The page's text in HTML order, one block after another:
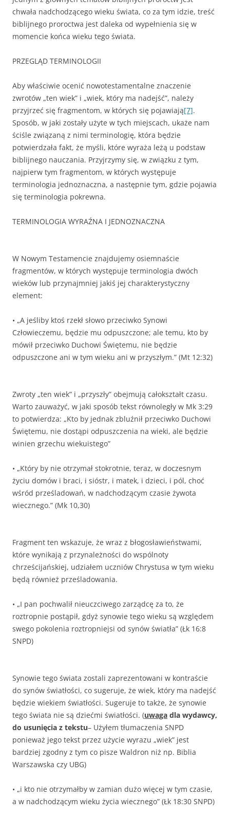
chwała nadchodzącego wieku świata, co za tym idzie, treść
biblijnego proroctwa jest daleka od wypełnienia się w
momencie końca wieku tego świata.
PRZEGLĄD TERMINOLOGII
Aby właściwie ocenić nowotestamentalne znaczenie
zwrotów „ten wiek” i „wiek, który ma nadejść”, należy
przyjrzeć się fragmentom, w których się pojawiają[7].
Sposób, w jaki zostały użyte w tych miejscach, ukaże nam
ściśle związaną z nimi terminologię, która będzie
potwierdzała fakt, że myśli, które wyraża leżą u podstaw
biblijnego nauczania. Przyjrzymy się, w związku z tym,
najpierw tym fragmentom, w których występuje
terminologia jednoznaczna, a następnie tym, gdzie pojawia
się terminologia pokrewna.
TERMINOLOGIA WYRAŹNA I JEDNOZNACZNA
W Nowym Testamencie znajdujemy osiemnaście
fragmentów, w których występuje terminologia dwóch
wieków lub przynajmniej jakiś jej charakterystyczny
element:
• „A jeśliby ktoś rzekł słowo przeciwko Synowi
Człowieczemu, będzie mu odpuszczone; ale temu, kto by
mówił przeciwko Duchowi Świętemu, nie będzie
odpuszczone ani w tym wieku ani w przyszłym.” (Mt 12:32)
Zwroty „ten wiek” i „przyszły” obejmują całokształt czasu.
Warto zauważyć, w jaki sposób tekst równoległy w Mk 3:29
to potwierdza: „Kto by jednak zbluźnił przeciwko Duchowi
Świętemu, nie dostąpi odpuszczenia na wieki, ale będzie
winien grzechu wiekuistego”
• „Który by nie otrzymał stokrotnie, teraz, w doczesnym
życiu domów i braci, i sióstr, i matek, i dzieci, i pól, choć
wśród prześladowań, w nadchodzącym czasie żywota
wiecznego.” (Mk 10,30)
Fragment ten wskazuje, że wraz z błogosławieństwami,
które wynikają z przynależności do wspólnoty
chrześcijańskiej, udziałem uczniów Chrystusa w tym wieku
będą również prześladowania.
• „I pan pochwalił nieuczciwego zarządcę za to, że
roztropnie postąpił, gdyż synowie tego wieku są względem
swego pokolenia roztropniejsi od synów światła” (Łk 16:8
SNPD)
Synowie tego świata zostali zaprezentowani w kontraście
do synów światłości, co sugeruje, że wiek, który ma nadejść
będzie wiekiem światłości. Sugeruje to także, że synowie
tego świata nie są dziećmi światłości. (uwaga dla wydawcy,
do usunięcia z tekstu– Użyłem tłumaczenia SNPD
ponieważ jego tekst przez użycie wyrazu „wiek” jest
bardziej zgodny z tym co pisze Waldron niż np. Biblia
Warszawska czy UBG)
• „i kto nie otrzymałby w zamian dużo więcej w tym czasie,
a w nadchodzącym wieku życia wiecznego” (Łk 18:30 SNPD)